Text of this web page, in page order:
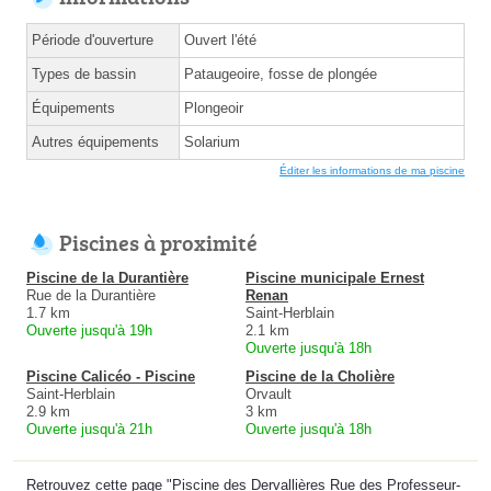
Période d'ouverture Ouvert l'été
Types de bassin Pataugeoire, fosse de plongée
Équipements Plongeoir
Autres équipements Solarium
Éditer les informations de ma piscine
Piscines à proximité
Piscine de la Durantière
Rue de la Durantière
1.7 km
Ouverte jusqu'à 19h
Piscine municipale Ernest
Renan
Saint-Herblain
2.1 km
Ouverte jusqu'à 18h
Piscine Calicéo - Piscine
Saint-Herblain
2.9 km
Ouverte jusqu'à 21h
Piscine de la Cholière
Orvault
3 km
Ouverte jusqu'à 18h
Retrouvez cette page "Piscine des Dervallières Rue des Professeur-